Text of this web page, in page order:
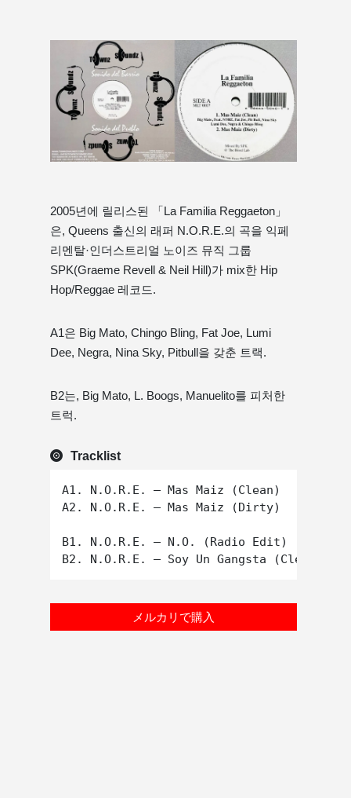
2005년에 릴리스된 「La Familia Reggaeton」
은, Queens 출신의 래퍼 N.O.R.E.의 곡을 익페
리멘탈·인더스트리얼 노이즈 뮤직 그룹
SPK(Graeme Revell & Neil Hill)가 mix한 Hip
Hop/Reggae 레코드.
A1은 Big Mato, Chingo Bling, Fat Joe, Lumi
Dee, Negra, Nina Sky, Pitbull을 갖춘 트랙.
B2는, Big Mato, L. Boogs, Manuelito를 피처한
트럭.
Tracklist
A1. N.O.R.E. – Mas Maiz (Clean)
A2. N.O.R.E. – Mas Maiz (Dirty)
B1. N.O.R.E. – N.O. (Radio Edit)
メルカリで購入